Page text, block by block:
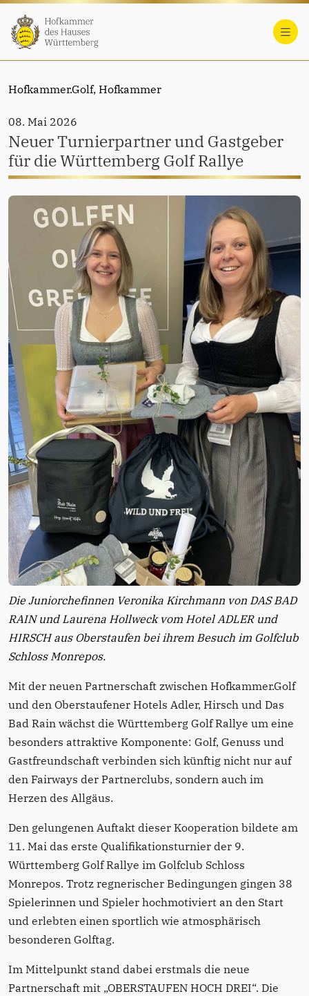
Hofkammer.Golf, Hofkammer
08. Mai 2026
Neuer Turnierpartner und Gastgeber
für die Württemberg Golf Rallye
Die Juniorchefinnen Veronika Kirchmann von DAS BAD
RAIN und Laurena Hollweck vom Hotel ADLER und
HIRSCH aus Oberstaufen bei ihrem Besuch im Golfclub
Schloss Monrepos.
Mit der neuen Partnerschaft zwischen Hofkammer.Golf
und den Oberstaufener Hotels Adler, Hirsch und Das
Bad Rain wächst die Württemberg Golf Rallye um eine
besonders attraktive Komponente: Golf, Genuss und
Gastfreundschaft verbinden sich künftig nicht nur auf
den Fairways der Partnerclubs, sondern auch im
Herzen des Allgäus.
Den gelungenen Auftakt dieser Kooperation bildete am
11. Mai das erste Qualifikationsturnier der 9.
Württemberg Golf Rallye im Golfclub Schloss
Monrepos. Trotz regnerischer Bedingungen gingen 38
Spielerinnen und Spieler hochmotiviert an den Start
und erlebten einen sportlich wie atmosphärisch
besonderen Golftag.
Im Mittelpunkt stand dabei erstmals die neue
Partnerschaft mit „OBERSTAUFEN HOCH DREI“. Die